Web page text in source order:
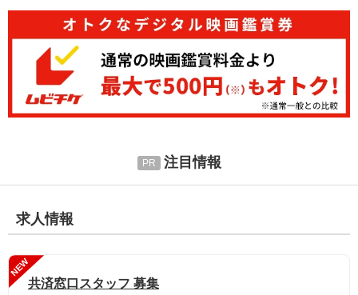
注目情報
求人情報
NEW
共済窓口スタッフ 募集